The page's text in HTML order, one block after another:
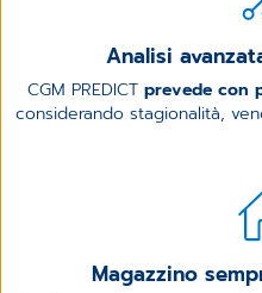
Analisi
CGM PREDICT prevede con
considerando stagionalità,
Magazzino